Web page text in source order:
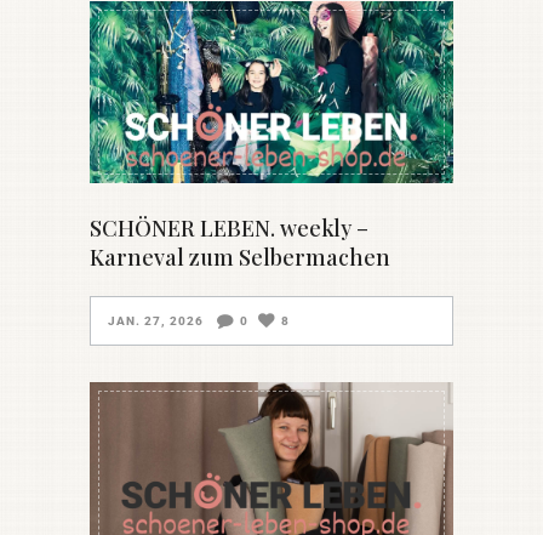
SCHÖNER LEBEN. weekly –
Karneval zum Selbermachen
JAN. 27, 2026 0 8